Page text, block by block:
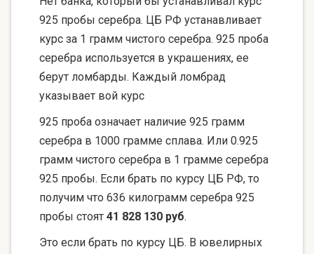
925 пробы серебра. ЦБ РФ устанавливает
курс за 1 грамм чистого серебра. 925 проба
серебра используется в украшениях, ее
берут ломбарды. Каждый ломбрад
указывает вой курс
925 проба означает наличие 925 грамм
серебра в 1000 грамме сплава. Или 0.925
грамм чистого серебра в 1 грамме серебра
925 пробы. Если брать по курсу ЦБ РФ, то
получим что 636 килограмм серебра 925
пробы стоят 41 828 130 руб.
Это если брать по курсу ЦБ. В ювелирных